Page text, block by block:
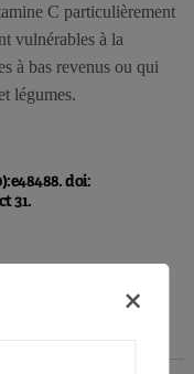
C particulièrement
vulnérables à la
à bas revenus ou qui
légumes.
doi:
31.
×